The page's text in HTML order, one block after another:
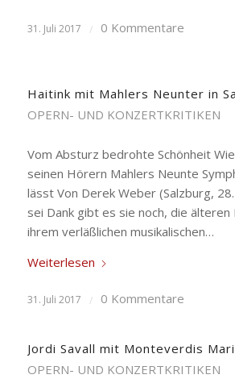
31. Juli 2017 / 0 Kommentare
Haitink mit Mahlers Neunter in
OPERN- UND KONZERTKRITIKEN
Vom Absturz bedrohte Schönheit
seinen Hörern Mahlers Neunte
lässt Von Derek Weber (Salzburg,
sei Dank gibt es sie noch, die
ihrem verläßlichen musikalischen…
Weiterlesen
31. Juli 2017 / 0 Kommentare
Jordi Savall mit Monteverdis
OPERN- UND KONZERTKRITIKEN